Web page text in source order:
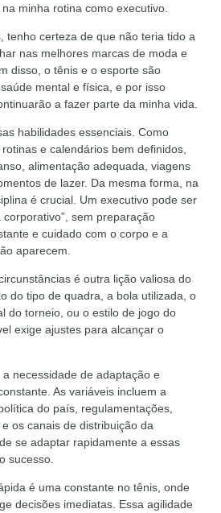
minha rotina como executivo.
tenho certeza de que não teria tido a
nas melhores marcas de moda e
disso, o tênis e o esporte são
mental e física, e por isso
a fazer parte da minha vida.
habilidades essenciais. Como
e calendários bem definidos,
alimentação adequada, viagens
de lazer. Da mesma forma, na
é crucial. Um executivo pode ser
sem preparação
e cuidado com o corpo e a
aparecem.
é outra lição valiosa do
do tipo de quadra, a bola utilizada, o
do torneio, ou o estilo de jogo do
exige ajustes para alcançar o
necessidade de adaptação e
As variáveis incluem a
do país, regulamentações,
os canais de distribuição da
se adaptar rapidamente a essas
sucesso.
é uma constante no tênis, onde
decisões imediatas. Essa agilidade